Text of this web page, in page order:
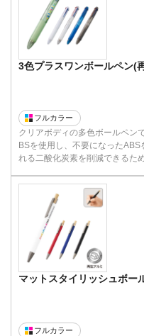
3色プラスワンボールペン(
フルカラー
クリアボディの多色ボールペン
BSを使用し、不要になった
れる二酸化炭素を削減できるた
マットスタイリッシュボー
フルカラー